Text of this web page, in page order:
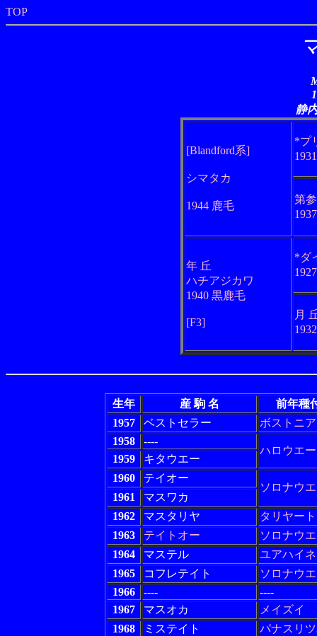
TOP
静
[Blandford系]
シマタカ
1944 鹿毛
*プ
第
年 丘
ハチアジカワ
1940 黒鹿毛
[F3]
*ダ
月
生年 産 駒 名
前年種
1957
ベストセラー
ボストニ
1958
----
ハロウエー
1959
キタウエー
1960
テイオー
ソロナウ
1961
マスワカ
1962
マスタリヤ
タリヤー
1963
テイトオー
ソロナウ
1964
マステル
ユアハイ
1965
コフレテイト
ソロナウ
1966
----
----
1967
マスオカ
メイズイ
1968
ミステイト
パナスリ